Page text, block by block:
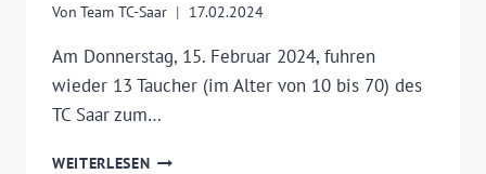
Von Team TC-Saar 17.02.2024
Am Donnerstag, 15. Februar 2024, fuhren
wieder 13 Taucher (im Alter von 10 bis 70) des
TC Saar zum…
WEITERLESENTAUCHTURM